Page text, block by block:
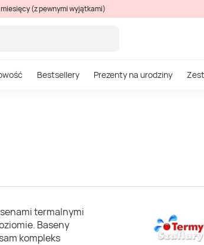
miesięcy (z pewnymi wyjątkami)
Bestsellery Prezenty na urodziny
termalnymi
Baseny
kompleks